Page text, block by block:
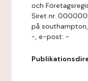
och
Siret nr.
på
-, e-post: -